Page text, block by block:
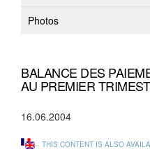
Photos
BALANCE DES
AU PREMIER
16.06.2004
THIS CONTENT IS ALSO